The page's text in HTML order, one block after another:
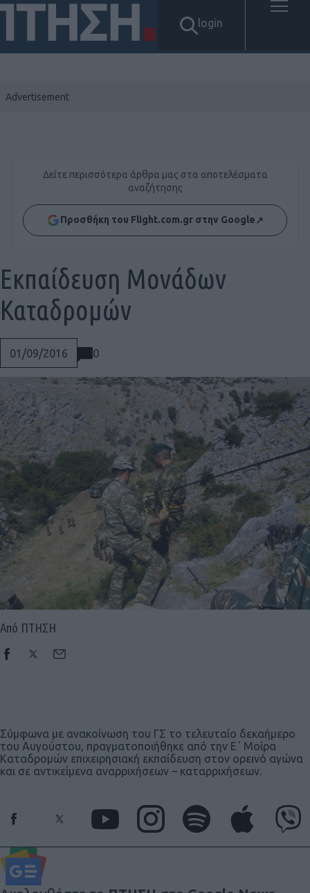
login
Social
Δείτε περισσότερα άρθρα μας στα αποτελέσματα
αναζήτησης
Προσθήκη του Flight.com.gr στην Google↗
01/09/2016 0
Εκπαίδευση Μονάδων
Καταδρομών
Από ΠΤΗΣΗ
Σύμφωνα με ανακοίνωση του ΓΣ το τελευταίο δεκαήμερο
του Αυγούστου, πραγματοποιήθηκε από την Ε΄ Μοίρα
Καταδρομών επιχειρησιακή εκπαίδευση στον ορεινό αγώνα
και σε αντικείμενα αναρριχήσεων – καταρριχήσεων.